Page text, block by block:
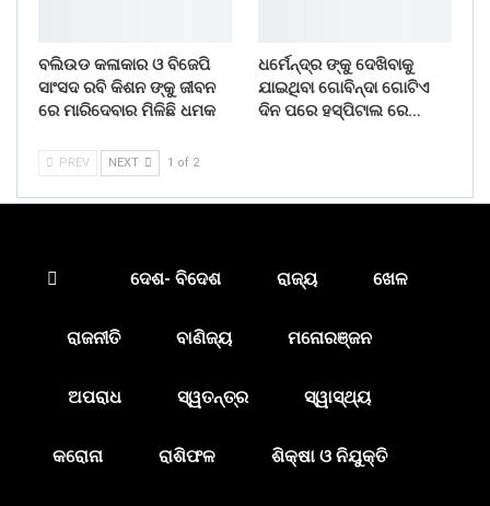
ବଲିଉଡ କଳାକାର ଓ ବିଜେପି
ସାଂସଦ ରବି କିଶନ ଙ୍କୁ ଜୀବନ
ରେ ମାରିଦେବାର ମିଳିଛି ଧମକ
ଧର୍ମେନ୍ଦ୍ର ଙ୍କୁ ଦେଖିବାକୁ
ଯାଇଥିବା ଗୋବିନ୍ଦା ଗୋଟିଏ
ଦିନ ପରେ ହସ୍ପିଟାଲ ରେ…
PREV NEXT 1 of 2
ଦେଶ- ବିଦେଶ ରାଜ୍ୟ ଖେଳ
ରାଜନୀତି ବାଣିଜ୍ୟ ମନୋରଞ୍ଜନ
ଅପରାଧ ସ୍ୱତନ୍ତ୍ର ସ୍ୱାସ୍ଥ୍ୟ
କରୋନା ରାଶିଫଳ ଶିକ୍ଷା ଓ ନିଯୁକ୍ତି